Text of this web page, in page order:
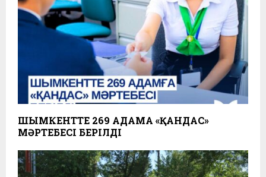
ШЫМКЕНТТЕ 269 АДАМҒА «ҚАНДАС»
МӘРТЕБЕСІ БЕРІЛДІ